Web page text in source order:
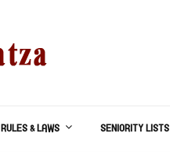
RULES & LAWS SENIORITY LISTS